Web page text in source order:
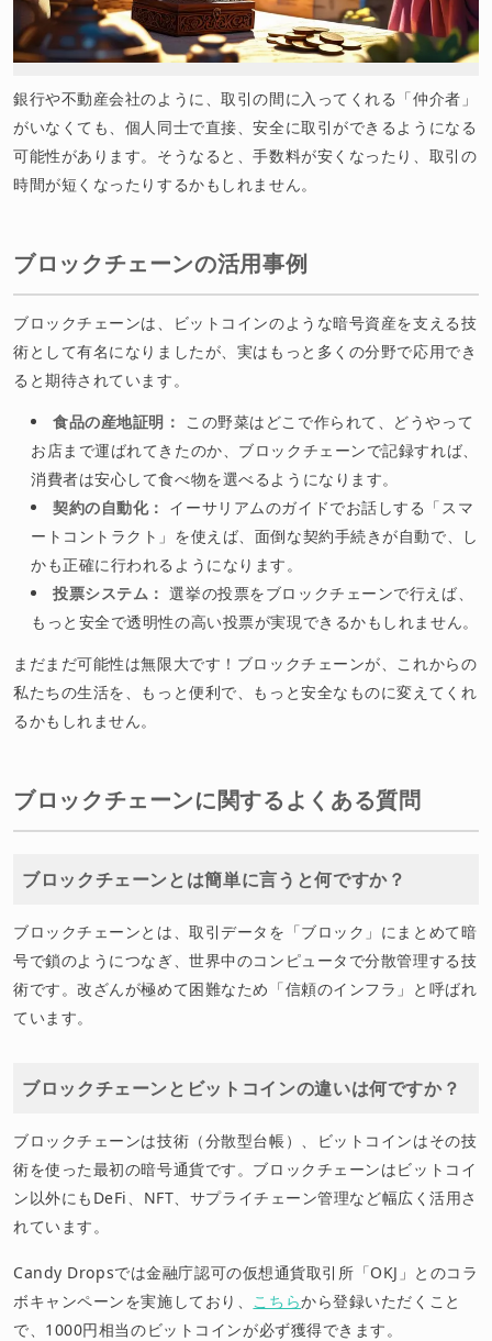
銀行や不動産会社のように、取引の間に入ってくれる「仲介者」
がいなくても、個人同士で直接、安全に取引ができるようになる
可能性があります。そうなると、手数料が安くなったり、取引の
時間が短くなったりするかもしれません。
ブロックチェーンの活用事例
ブロックチェーンは、ビットコインのような暗号資産を支える技
術として有名になりましたが、実はもっと多くの分野で応用でき
ると期待されています。
食品の産地証明：
この野菜はどこで作られて、どうやって
お店まで運ばれてきたのか、ブロックチェーンで記録すれば、
消費者は安心して食べ物を選べるようになります。
契約の自動化： イーサリアムのガイドでお話しする「スマ
ートコントラクト」を使えば、面倒な契約手続きが自動で、し
かも正確に行われるようになります。
投票システム： 選挙の投票をブロックチェーンで行えば、
もっと安全で透明性の高い投票が実現できるかもしれません。
まだまだ可能性は無限大です！ブロックチェーンが、これからの
私たちの生活を、もっと便利で、もっと安全なものに変えてくれ
るかもしれません。
ブロックチェーンに関するよくある質問
ブロックチェーンとは簡単に言うと何ですか？
ブロックチェーンとは、取引データを「ブロック」にまとめて暗
号で鎖のようにつなぎ、世界中のコンピュータで分散管理する技
術です。改ざんが極めて困難なため「信頼のインフラ」と呼ばれ
ています。
ブロックチェーンとビットコインの違いは何ですか？
ブロックチェーンは技術（分散型台帳）、ビットコインはその技
術を使った最初の暗号通貨です。ブロックチェーンはビットコイ
ン以外にもDeFi、NFT、サプライチェーン管理など幅広く活用さ
れています。
Candy Dropsでは金融庁認可の仮想通貨取引所「OKJ」とのコラ
ボキャンペーンを実施しており、 こちらから登録いただくこと
で、1000円相当のビットコインが必ず獲得できます。